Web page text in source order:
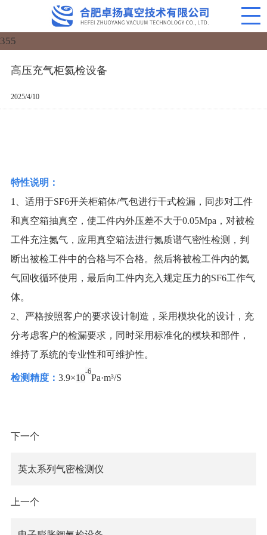
355
高压充气柜氦检设备
2025/4/10
特性说明：
1、适用于SF6开关柜箱体/气包进行干式检漏，同步对工件
和真空箱抽真空，使工件内外压差不大于0.05Mpa，对被检
工件充注氮气，应用真空箱法进行氮质谱气密性检测，判
断出被检工件中的合格与不合格。然后将被检工件内的氦
气回收循环使用，最后向工件内充入规定压力的SF6工作气
体。
2、严格按照客户的要求设计制造，采用模块化的设计，充
分考虑客户的检漏要求，同时采用标准化的模块和部件，
维持了系统的专业性和可维护性。
检测精度： 3.9×10
-6
Pa·m³/S
下一个
英太系列气密检测仪
上一个